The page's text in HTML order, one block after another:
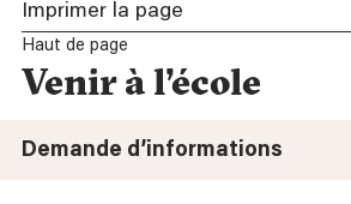
Imprimer la page
Haut de page
Venir à l’école
Demande d’informations